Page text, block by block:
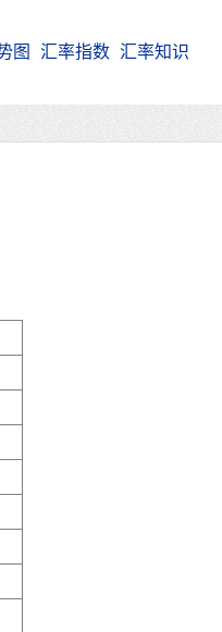
图 汇率指数 汇率知识